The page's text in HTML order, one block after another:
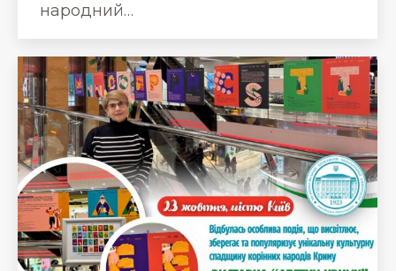
народний…